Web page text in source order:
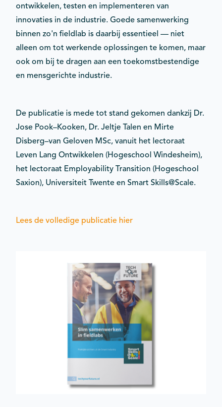
ontwikkelen, testen en implementeren van
innovaties in de industrie. Goede samenwerking
binnen zo'n fieldlab is daarbij essentieel — niet
alleen om tot werkende oplossingen te komen, maar
ook om bij te dragen aan een toekomstbestendige
en mensgerichte industrie.
De publicatie is mede tot stand gekomen dankzij Dr.
Jose Pook–Kooken, Dr. Jeltje Talen en Mirte
Disberg–van Geloven MSc, vanuit het lectoraat
Leven Lang Ontwikkelen (Hogeschool Windesheim),
het lectoraat Employability Transition (Hogeschool
Saxion), Universiteit Twente en Smart Skills@Scale.
Lees de volledige publicatie hier